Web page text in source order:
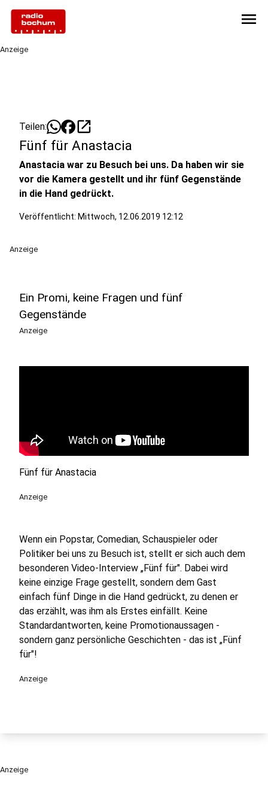
menu
Anzeige
Teilen: open_in_new
Fünf für Anastacia
Anastacia war zu Besuch bei uns. Da haben wir sie
vor die Kamera gestellt und ihr fünf Gegenstände
in die Hand gedrückt.
Veröffentlicht: Mittwoch, 12.06.2019 12:12
Anzeige
Ein Promi, keine Fragen und fünf
Gegenstände
Anzeige
Fünf für Anastacia
Anzeige
Wenn ein Popstar, Comedian, Schauspieler oder
Politiker bei uns zu Besuch ist, stellt er sich auch dem
besonderen Video-Interview „Fünf für". Dabei wird
keine einzige Frage gestellt, sondern dem Gast
einfach fünf Dinge in die Hand gedrückt, zu denen er
das erzählt, was ihm als Erstes einfällt. Keine
Standardantworten, keine Promotionaussagen -
sondern ganz persönliche Geschichten - das ist „Fünf
für"!
Anzeige
Anzeige